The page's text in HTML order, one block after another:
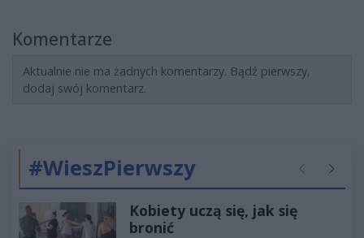
Komentarze
Aktualnie nie ma żadnych komentarzy. Bądź pierwszy,
dodaj swój komentarz.
#WieszPierwszy Poprzednie
Kobiety uczą się, jak się
bronić